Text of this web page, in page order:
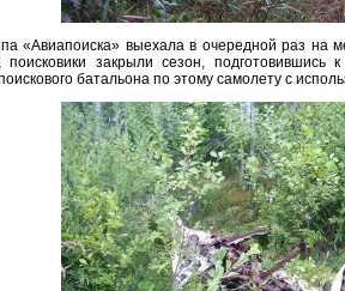
«Авиапоиска» выехала в очередной раз
поисковики закрыли сезон,
батальона по этому самолету с